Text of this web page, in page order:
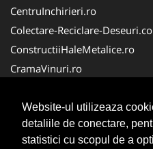
Website-ul utilizeaza
detaliile de conectare,
statistici cu scopul de a
CentruInchirieri.ro
Colectare-Reciclare-
ConstructiiHaleMetalice.ro
CramaVinuri.ro
Cabinet Privat
Cabinet-Individual.ro